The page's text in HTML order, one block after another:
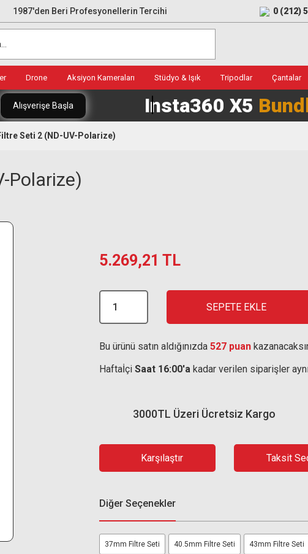
1987'den Beri Profesyonellerin Tercihi 0 (212)
Drone Aksiyon Kameraları Stüdyo & Işık Tripodlar Çantalar
Alışverişe Başla Insta360 X5
Seti 2 (ND-UV-Polarize)
Polarize)
5.269,21 TL
SEPETE EKLE
Bu ürünü satın aldığınızda 527 puan
Haftaİçi Saat 16:00'a kadar verilen siparişler
3000TL Üzeri Ücretsiz Kargo
Karşılaştır Taksit
Diğer Seçenekler
37mm Filtre Seti 40.5mm Filtre Seti 43mm Filtre Seti